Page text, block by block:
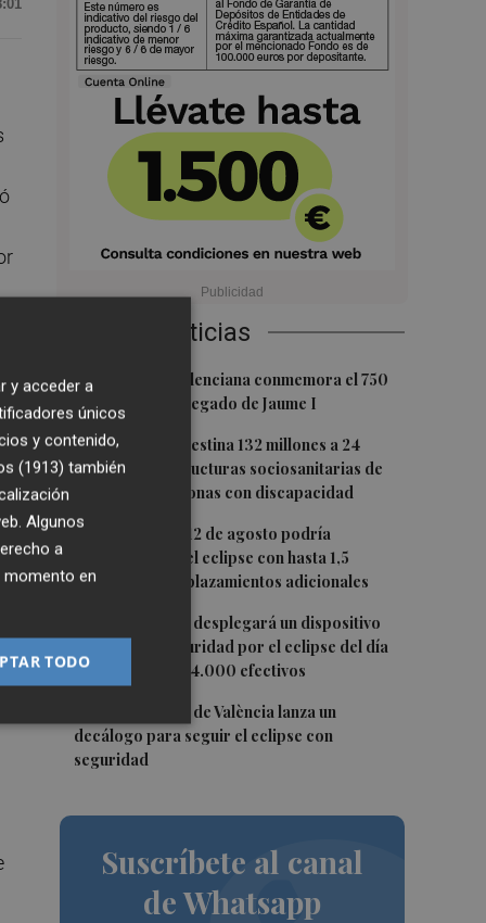
Últimas Noticias
1La Biblioteca Valenciana conmemora el 750
aniversario del legado de Jaume I
2La Generalitat destina 132 millones a 24
nuevas infraestructuras sociosanitarias de
mayores y personas con discapacidad
3La movilidad el 12 de agosto podría
duplicarse por el eclipse con hasta 1,5
millones de desplazamientos adicionales
La Guardia Civil desplegará un dispositivo
especial de seguridad por el eclipse del día
12, con más de 24.000 efectivos
El Ayuntamiento de València lanza un
decálogo para seguir el eclipse con
seguridad
Suscríbete al canal
de Whatsapp
y acceder a
únicos
y contenido,
(1913) también
Algunos
a
momento en
TODO